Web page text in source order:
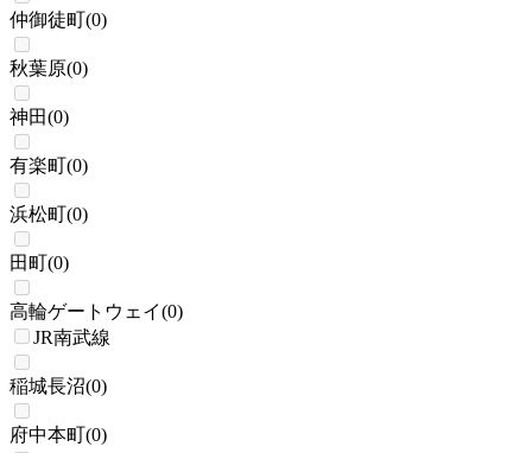
仲御徒町(0)
秋葉原(0)
神田(0)
有楽町(0)
浜松町(0)
田町(0)
高輪ゲートウェイ(0)
JR南武線
稲城長沼(0)
府中本町(0)